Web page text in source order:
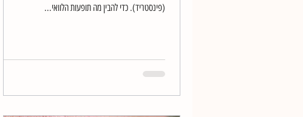
(פינסטריד). כדי להבין מה תופעות הלוואי...